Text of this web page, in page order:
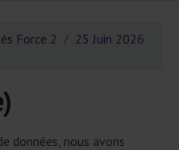
Force 2
25 Juin 2026
données, nous avons